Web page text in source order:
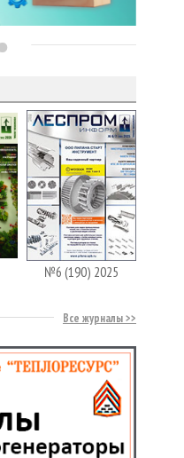
№6 (190) 2025
Все журналы